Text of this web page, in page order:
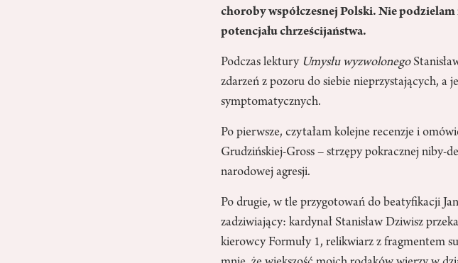
choroby współczesnej Polski. Nie
potencjału chrześcijaństwa.
Podczas lektury Umysłu wyzwolonego
zdarzeń z pozoru do siebie nieprzystających, a
symptomatycznych.
Po pierwsze, czytałam kolejne recenzje i
Grudzińskiej-Gross – strzępy pokracznej niby-
narodowej agresji.
Po drugie, w tle przygotowań do beatyfikacji
zadziwiający: kardynał Stanisław Dziwisz
kierowcy Formuły 1, relikwiarz z fragmentem